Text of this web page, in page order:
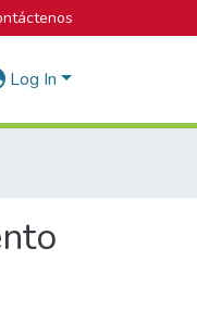
Log In